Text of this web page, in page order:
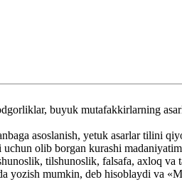
buyuk mutafakkirlarning
asoslanish, yetuk asarlar tilini
olib borgan kurashi
tilshunoslik, falsafa, axloq
mumkin, deb hisoblaydi va